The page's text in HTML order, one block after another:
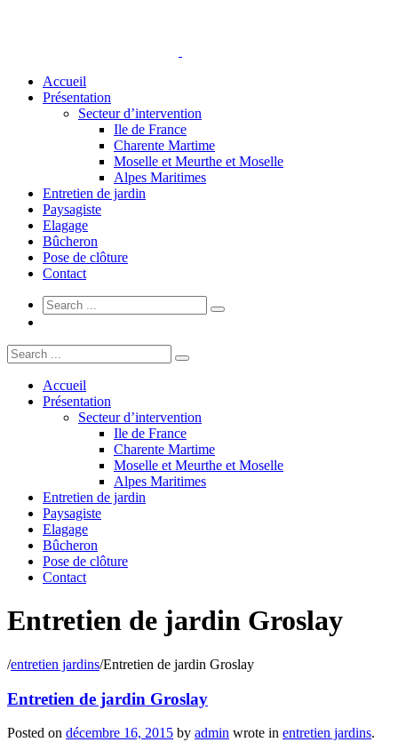
Accueil
Présentation
Secteur d’intervention
Ile de France
Charente Martime
Moselle et Meurthe et Moselle
Alpes Maritimes
Entretien de jardin
Paysagiste
Elagage
Bûcheron
Pose de clôture
Contact
Accueil
Présentation
Secteur d’intervention
Ile de France
Charente Martime
Moselle et Meurthe et Moselle
Alpes Maritimes
Entretien de jardin
Paysagiste
Elagage
Bûcheron
Pose de clôture
Contact
Entretien de jardin Groslay
/entretien jardins/Entretien de jardin Groslay
Entretien de jardin Groslay
Posted on décembre 16, 2015 by admin wrote in entretien jardins.